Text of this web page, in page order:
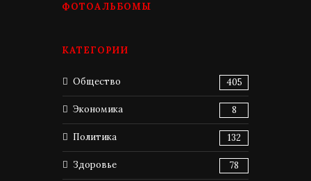
ФОТОАЛЬБОМЫ
КАТЕГОРИИ
Общество 405
Экономика 8
Политика 132
Здоровье 78